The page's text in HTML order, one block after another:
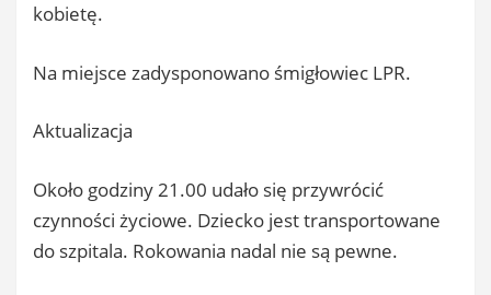
kobietę.
Na miejsce zadysponowano śmigłowiec LPR.
Aktualizacja
Około godziny 21.00 udało się przywrócić
czynności życiowe. Dziecko jest transportowane
do szpitala. Rokowania nadal nie są pewne.